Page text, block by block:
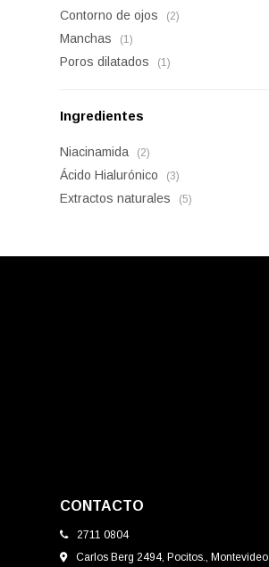
Contorno de ojos (2)
Manchas (1)
Poros dilatados (1)
Ingredientes
Niacinamida (2)
Ácido Hialurónico (3)
Extractos naturales (5)
CONTACTO
2711 0804
Carlos Berg 2494, Pocitos., Montevideo